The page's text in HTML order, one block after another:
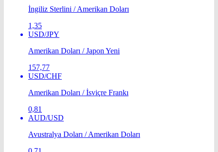
İngiliz Sterlini / Amerikan Doları
1,35
USD/JPY
Amerikan Doları / Japon Yeni
157,77
USD/CHF
Amerikan Doları / İsviçre Frankı
0,81
AUD/USD
Avustralya Doları / Amerikan Doları